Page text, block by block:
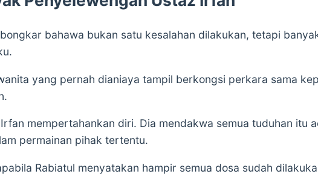
bahawa bukan satu kesalahan dilakukan, tetapi
yang pernah dianiaya tampil berkongsi perkara sama
mempertahankan diri. Dia mendakwa semua tuduhan itu
permainan pihak tertentu.
Rabiatul menyatakan hampir semua dosa sudah